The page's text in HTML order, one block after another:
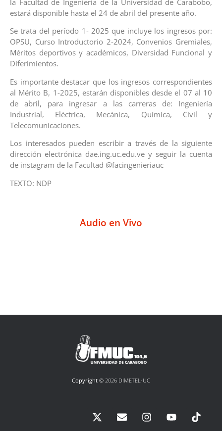
la Facultad de Ingeniería de la Universidad de Carabobo,
estará disponible hasta el 24 de abril del presente año.
Se trata del período 1- 2025 que incluye los ingresos por:
OPSU, Curso Introductorio 2-2024, Convenios Gremiales,
Méritos deportivos y académicos, Diversidad Funcional y
Diferimientos.
Es importante destacar que los ingresos correspondientes
al Mérito B, 1-2025, estarán disponibles desde el 07 al 10
de abril, para ingresar a las carreras de: Ingeniería
Industrial, Eléctrica, Mecánica, Química, Civil y
Telecomunicaciones.
Los interesados pueden escribir a través de la siguiente
dirección electrónica dae.ing.uc.edu.ve y seguir la cuenta
de instagram de la Facultad @facingenieriauc
TEXTO: NDP
Audio en Vivo
Copyright © 2026 DIMETEL-UC